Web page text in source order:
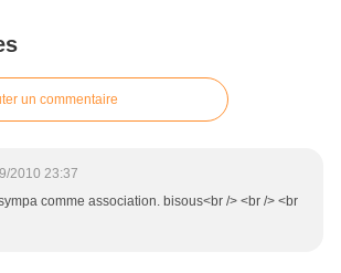
un commentaire
2010 23:37
comme association. bisous<br /> <br /> <br